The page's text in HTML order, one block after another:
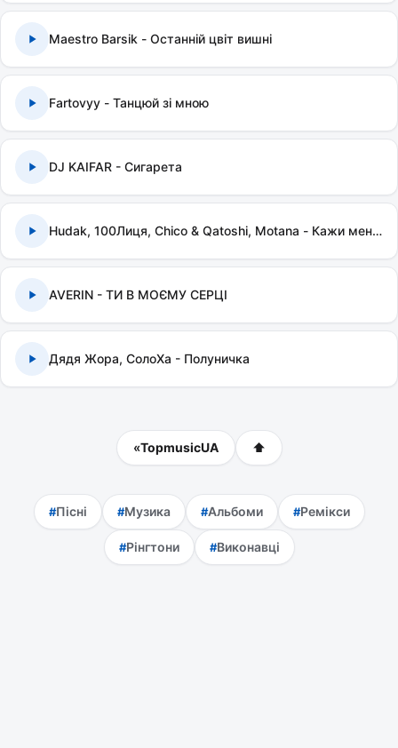
Maestro Barsik - Останній цвіт вишні
Fartovyy - Танцюй зі мною
DJ KAIFAR - Сигарета
Hudak, 100Лиця, Chico & Qatoshi, Motana - Кажи мені правду
AVERIN - ТИ В МОЄМУ СЕРЦІ
Дядя Жора, СолоХа - Полуничка
«TopmusicUA ⬆
Пісні Музика Альбоми Ремікси
Рінгтони Виконавці